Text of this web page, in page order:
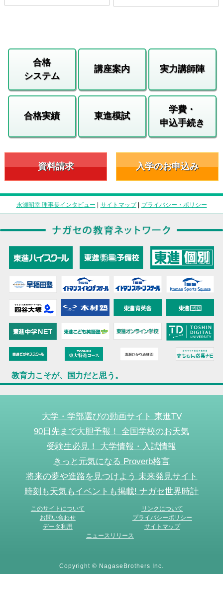
合格
システム
講座案内 実力講師陣
合格実績 東進模試
学費・
申込手続き
資料請求 入学のお申込み
永瀬昭幸 理事長インタビュー | サイトマップ| プライバシー・ポリシー
教育力こそが、国力だと思う。
大学・学部選びの動画サイト 東進TV
90日先まで大胆予報！ 全国学校のお天気
受験生必見！ 大学情報・入試情報
きっと元気になる Proverb格言
将来の夢や進路を見つけよう 未来発見サイト
時刻も天気もイベントも掲載! ナガセ世界時計
このサイトについて
リンクについて
お問い合わせ
プライバシーポリシー
データ利用
サイトマップ
ニュースリリース
Copyright © NagaseBrothers Inc.